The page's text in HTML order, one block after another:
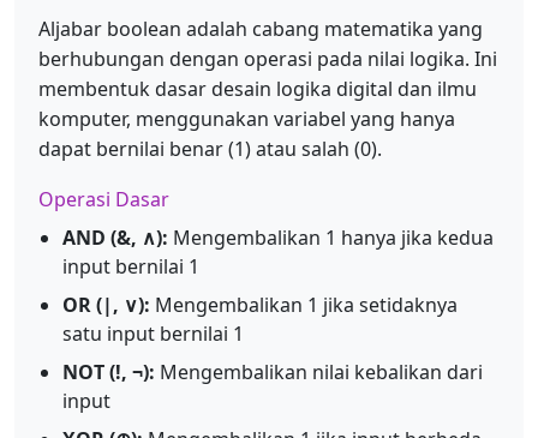
Aljabar boolean adalah cabang matematika yang
berhubungan dengan operasi pada nilai logika. Ini
membentuk dasar desain logika digital dan ilmu
komputer, menggunakan variabel yang hanya
dapat bernilai benar (1) atau salah (0).
Operasi Dasar
AND (&, ∧): Mengembalikan 1 hanya jika kedua
input bernilai 1
OR (|, ∨): Mengembalikan 1 jika setidaknya
satu input bernilai 1
NOT (!, ¬): Mengembalikan nilai kebalikan dari
input